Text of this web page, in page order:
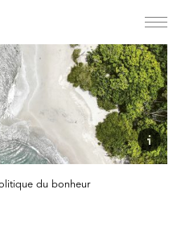
du bonheur